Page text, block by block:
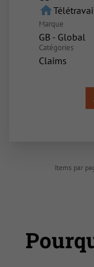
home
Marque
GB - Global
Catégories
Claims
Items par